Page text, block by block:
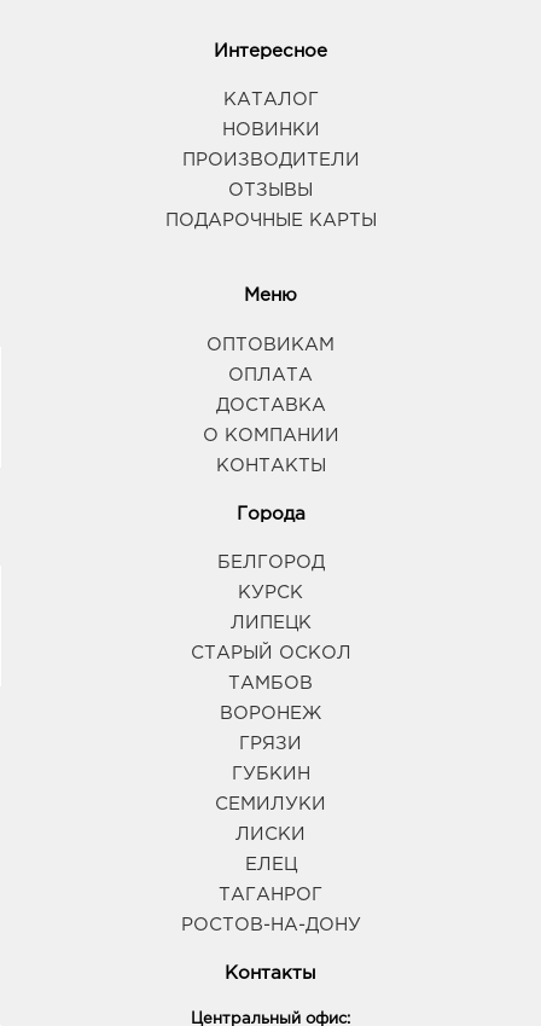
Интересное
КАТАЛОГ
НОВИНКИ
ПРОИЗВОДИТЕЛИ
ОТЗЫВЫ
ПОДАРОЧНЫЕ КАРТЫ
Меню
ОПТОВИКАМ
ОПЛАТА
ДОСТАВКА
О КОМПАНИИ
КОНТАКТЫ
Города
БЕЛГОРОД
КУРСК
ЛИПЕЦК
СТАРЫЙ ОСКОЛ
ТАМБОВ
ВОРОНЕЖ
ГРЯЗИ
ГУБКИН
СЕМИЛУКИ
ЛИСКИ
ЕЛЕЦ
ТАГАНРОГ
РОСТОВ-НА-ДОНУ
Контакты
Центральный офис: